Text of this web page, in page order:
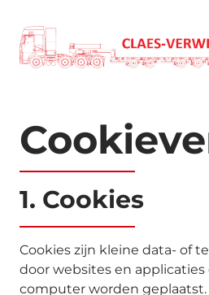
1. Cookies
Cookies zijn kleine data- of
door websites en applicaties
computer worden